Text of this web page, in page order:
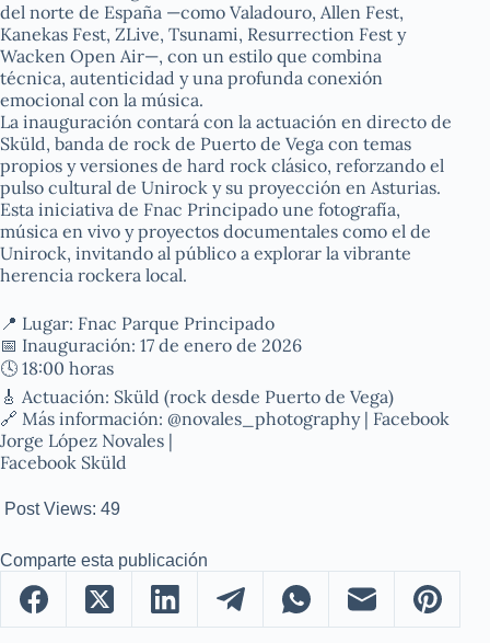
del norte de España —como Valadouro, Allen Fest,
Kanekas Fest, ZLive, Tsunami, Resurrection Fest y
Wacken Open Air—, con un estilo que combina
técnica, autenticidad y una profunda conexión
emocional con la música.
La inauguración contará con la actuación en directo de
Sküld, banda de rock de Puerto de Vega con temas
propios y versiones de hard rock clásico, reforzando el
pulso cultural de Unirock y su proyección en Asturias.
Esta iniciativa de Fnac Principado une fotografía,
música en vivo y proyectos documentales como el de
Unirock, invitando al público a explorar la vibrante
herencia rockera local.
📍 Lugar: Fnac Parque Principado
📅 Inauguración: 17 de enero de 2026
🕓 18:00 horas
🎸 Actuación: Sküld (rock desde Puerto de Vega)
🔗 Más información: @novales_photography | Facebook
Jorge López Novales |
Facebook Sküld
Post Views: 49
Comparte esta publicación